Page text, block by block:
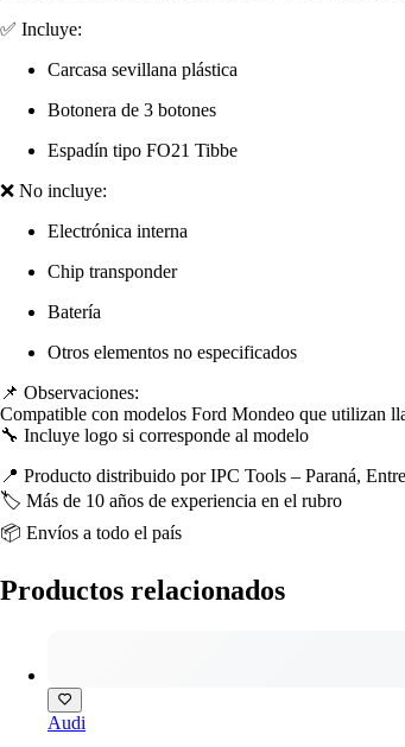
✅ Incluye:
Carcasa sevillana plástica
Botonera de 3 botones
Espadín tipo FO21 Tibbe
❌ No incluye:
Electrónica interna
Chip transponder
Batería
Otros elementos no especificados
📌 Observaciones:
Compatible con modelos Ford Mondeo que utilizan
🔧 Incluye logo si corresponde al modelo
📍 Producto distribuido por IPC Tools – Paraná,
🏷️ Más de 10 años de experiencia en el rubro
📦 Envíos a todo el país
Productos relacionados
Audi